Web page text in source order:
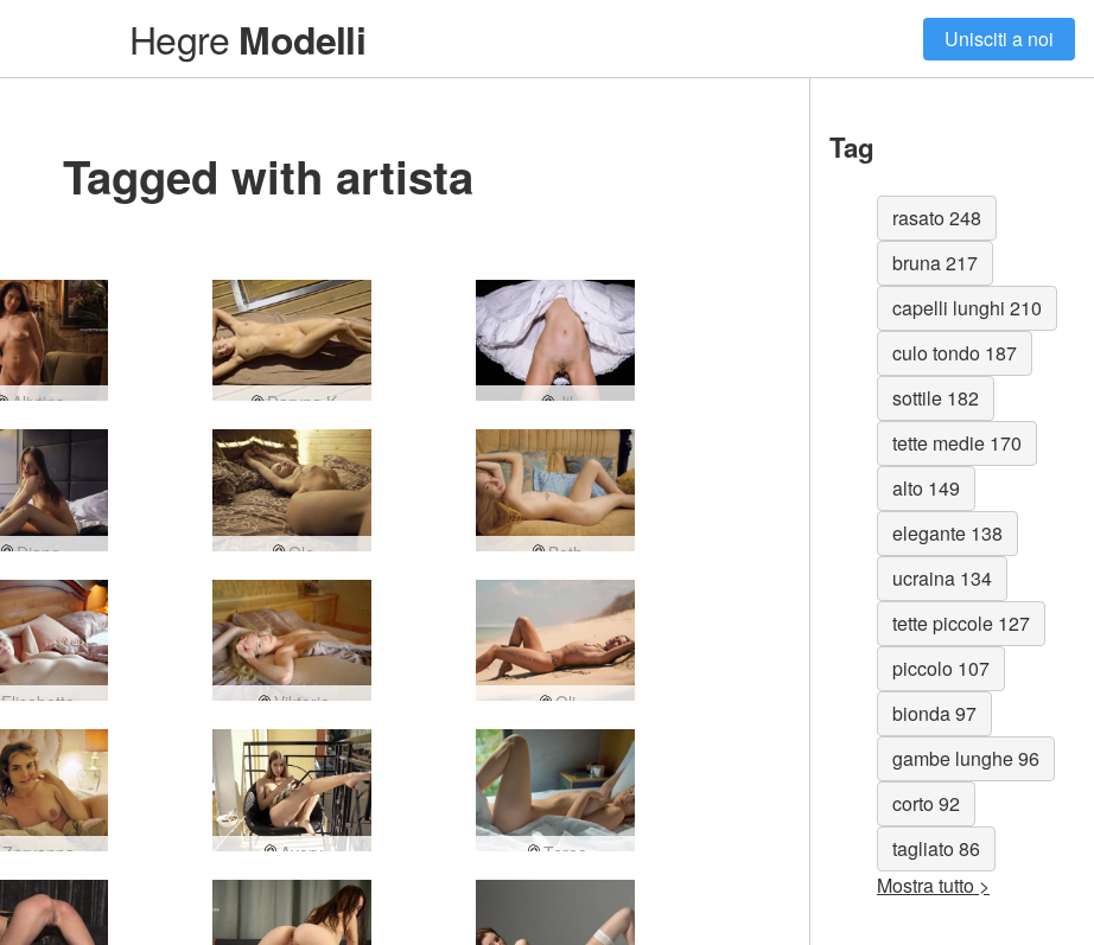
Hegre Modelli Unisciti a noi
Tagged with artista
Alivtina Daryna K Jil
Diana Ole Beth
Elisabetta Viktoria Oli
Zoryanna Avery Toree
Tag
rasato 248
bruna 217
capelli lunghi 210
culo tondo 187
sottile 182
tette medie 170
alto 149
elegante 138
ucraina 134
tette piccole 127
piccolo 107
bionda 97
gambe lunghe 96
corto 92
tagliato 86
Mostra tutto >